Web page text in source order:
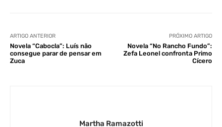
ARTIGO ANTERIOR
Novela “Cabocla”: Luís não
consegue parar de pensar em
Zuca
PRÓXIMO ARTIGO
Novela “No Rancho Fundo”:
Zefa Leonel confronta Primo
Cícero
Martha Ramazotti